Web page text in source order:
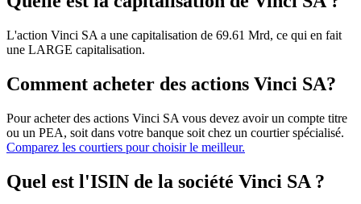
L'action Vinci SA a une capitalisation de 69.61 Mrd, ce qui en fait
une LARGE capitalisation.
Comment acheter des actions Vinci SA?
Pour acheter des actions Vinci SA vous devez avoir un compte titre
ou un PEA, soit dans votre banque soit chez un courtier spécialisé.
Comparez les courtiers pour choisir le meilleur.
Quel est l'ISIN de la société Vinci SA ?